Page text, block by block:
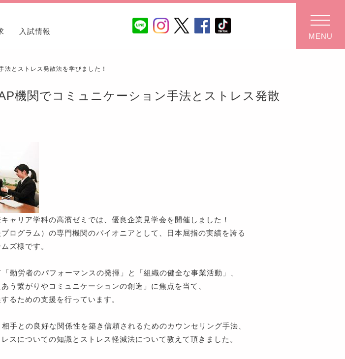
入試情報
MENU
とストレス発散法を学びました！
機関でコミュニケーション手法とストレス発散
ャリア学科の高濱ゼミでは、優良企業見学会を開催しました！
ログラム）の専門機関のパイオニアとして、日本屈指の実績を誇る
ズ様です。
勤労者のパフォーマンスの発揮」と「組織の健全な事業活動」、
う繋がりやコミュニケーションの創造」に焦点を当て、
るための支援を行っています。
手との良好な関係性を築き信頼されるためのカウンセリング手法、
スについての知識とストレス軽減法について教えて頂きました。